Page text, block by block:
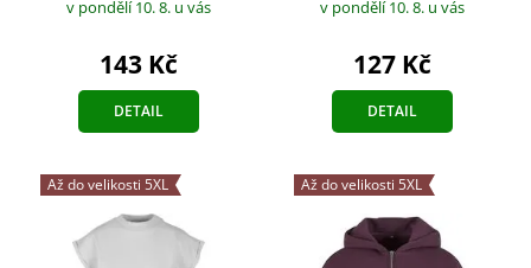
v pondělí 10. 8. u vás
143 Kč
DETAIL
v pondělí 10. 8. u vás
127 Kč
DETAIL
Až do velikosti 5XL Až do velikosti 5XL